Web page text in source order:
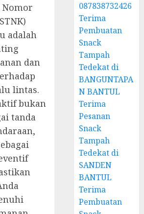
Nomor
adalah
dan
lintas.
bukan
tanda
087838732426
Terima
Pembuatan
Snack
Tampah
Tedekat di
BANGUNTAPA
N BANTUL
Terima
Pesanan
Snack
Tampah
Tedekat di
SANDEN
BANTUL
Terima
Pembuatan